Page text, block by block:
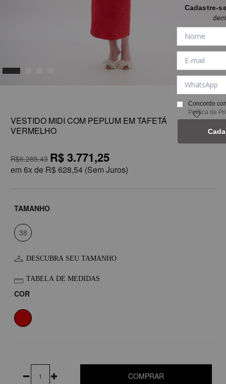
1
VESTIDO MIDI COM PEPLUM EM TAFETÁ
VERMELHO
R$6.285,43 R$ 3.771,25
em 6x de R$ 628,54 (Sem Juros)
TAMANHO
38
DESCUBRA SEU TAMANHO
TABELA DE MEDIDAS
COR
COMPRAR
Cadastre-
Concordo
Política de